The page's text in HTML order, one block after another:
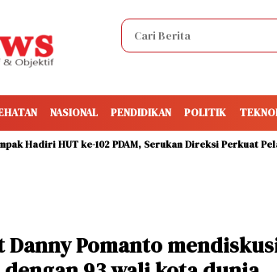
NASIONAL PENDIDIKAN POLITIK
HUT ke-102 PDAM, Serukan Direksi Perkuat
Pomanto